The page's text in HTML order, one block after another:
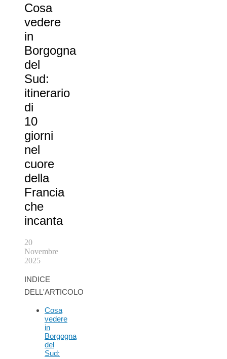
Cosa
vedere
in
Borgogna
del
Sud:
itinerario
di
10
giorni
nel
cuore
della
Francia
che
incanta
20
Novembre
2025
INDICE
DELL'ARTICOLO
Cosa
vedere
in
Borgogna
del
Sud: